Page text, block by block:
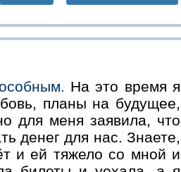
На это время я
планы на будущее,
для меня заявила, что
денег для нас. Знаете,
и ей тяжело со мной и